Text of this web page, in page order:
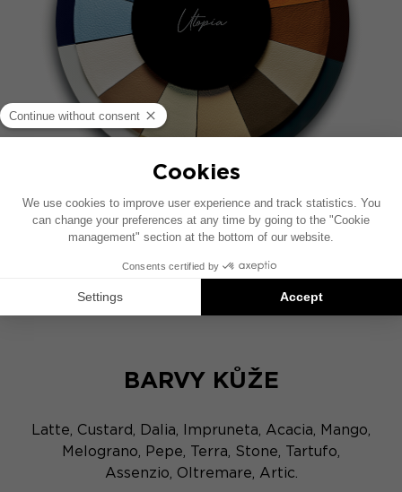
BARVY LAKU
British Racing Green, Ash Grey, Krém, Hnědý.
BARVY KŮŽE
Latte, Custard, Dalia, Impruneta, Acacia, Mango,
Melograno, Pepe, Terra, Stone, Tartufo,
Assenzio, Oltremare, Artic.